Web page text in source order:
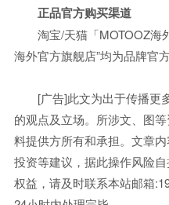
正品官方购买渠道
淘宝/天猫「MOTOOZ海
海外官方旗舰店”均为品牌官
[广告]此文为出于传播更
的观点及立场。所涉文、图
料提供方所有和承担。文章内
投资等建议，据此操作风险
权益，请及时联系本站邮箱